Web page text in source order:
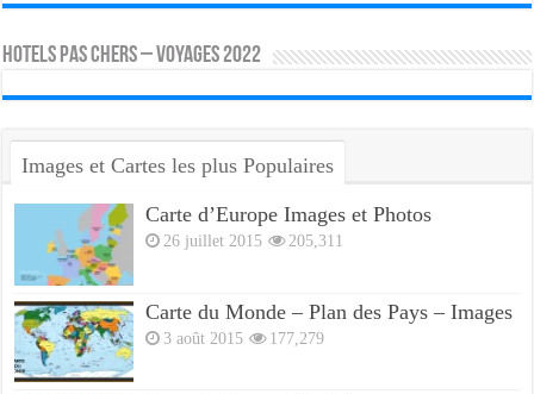
HOTELS PAS CHERS – VOYAGES 2022
Images et Cartes les plus Populaires
Carte d’Europe Images et Photos
26 juillet 2015 205,311
Carte du Monde – Plan des Pays – Images
3 août 2015 177,279